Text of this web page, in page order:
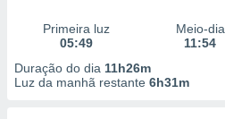
Primeira luz
05:49
Meio-dia
11:54
Duração do dia 11h26m
Luz da manhã restante 6h31m